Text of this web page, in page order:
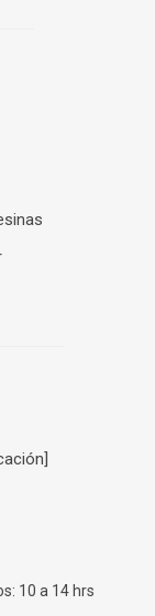
10 a 14 hrs